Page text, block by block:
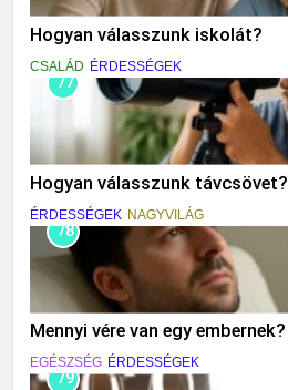
Hogyan válasszunk iskolát?
CSALÁD ÉRDESSÉGEK
77
Hogyan válasszunk távcsövet?
ÉRDESSÉGEK NAGYVILÁG
78
Mennyi vére van egy embernek?
EGÉSZSÉG ÉRDESSÉGEK
79